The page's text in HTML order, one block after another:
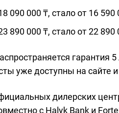
090 000 ₸, стало от 16 590
890 000 ₸, стало от 22 890
гарантия
уже доступны на сайте
дилерских
с Halyk Bank и